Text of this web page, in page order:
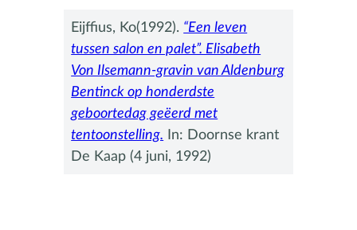
Eijffius, Ko(1992). “Een leven
tussen salon en palet”. Elisabeth
Von Ilsemann-gravin van Aldenburg
Bentinck op honderdste
geboortedag geëerd met
tentoonstelling. In: Doornse krant
De Kaap (4 juni, 1992)